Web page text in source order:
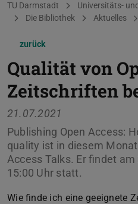
Sie befinden sich hier:
TU Darmstadt
Universitäts-
Die Bibliothek
Aktuelles
zurück
Qualität von
Zeitschriften
21.07.2021
Publishing Open Access:
quality ist in diesem
Access Talks. Er findet
15:00 Uhr statt.
Wie finde ich eine geeignete